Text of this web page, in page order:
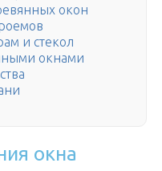
окон
и стекол
окнами
окна